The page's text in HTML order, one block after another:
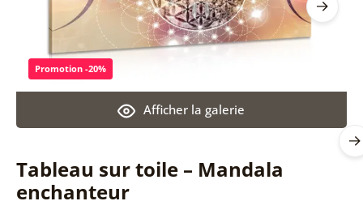
Tableau sur toile – Mandala
enchanteur
Afficher la galerie
Promotion -20%